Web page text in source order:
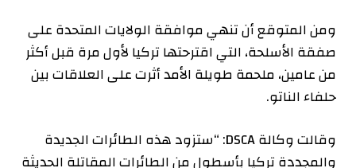
ومن المتوقع أن تنهي موافقة الولايات المتحدة على
صفقة الأسلحة، التي اقترحتها تركيا لأول مرة قبل أكثر
من عامين، ملحمة طويلة الأمد أثرت على العلاقات بين
حلفاء الناتو.
وقالت وكالة DSCA: “ستزود هذه الطائرات الجديدة
والمجددة تركيا بأسطول من الطائرات المقاتلة الحديثة